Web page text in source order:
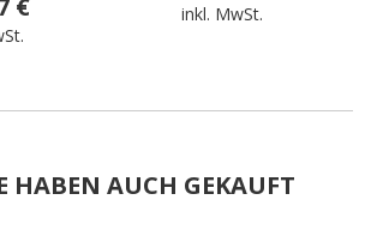
€ inkl. MwSt.
HABEN AUCH GEKAUFT